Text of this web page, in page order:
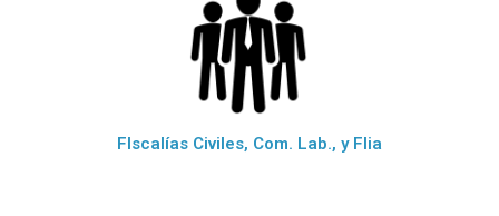
FIscalías Civiles, Com. Lab., y Flia